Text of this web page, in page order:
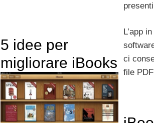
L’app
ci
file
5 idee per
migliorare iBooks